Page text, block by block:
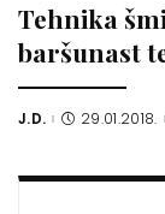
Tehnika
baršunast
Posted
J.D. 29.01.2018.